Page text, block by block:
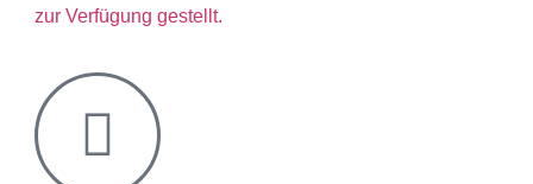
zur Verfügung gestellt.